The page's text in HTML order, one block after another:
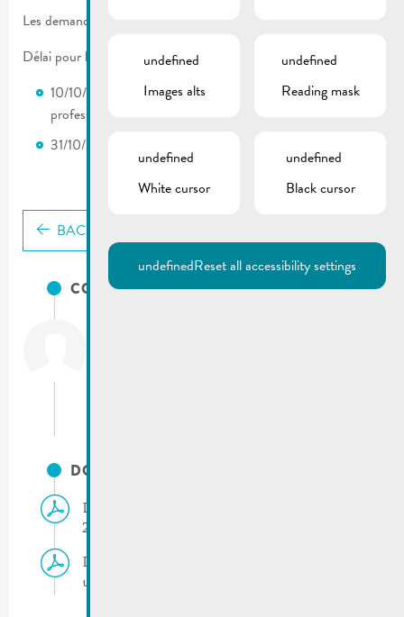
Les demandes de subsides pour étudiants sont en ligne !
Délai pour la remise:
10/10/2022 : études secondaires, techniques et
professionnelles
31/10/2022 : études universitaires ou supérieures
BACK
CONTACTS
DOCUMENTS
Demande de subside pour études secondaires
2026
Demande de subside pour études
universitaires 2026
undefined
Images alts
undefined
Reading mask
undefined
White cursor
undefined
Black cursor
undefinedReset all accessibility settings